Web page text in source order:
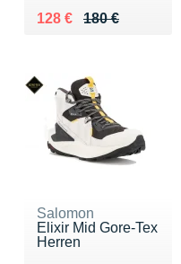
180 €
Au lieu de 180 €
128 €
Vendu 128 €
Salomon
Elixir Mid Gore-Tex
Herren